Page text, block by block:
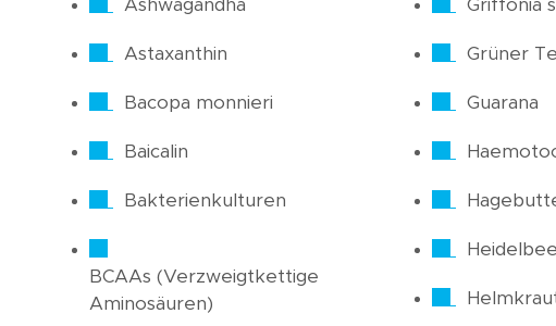
Ashwagandha
Astaxanthin
Bacopa monnieri
Baicalin
Bakterienkulturen
BCAAs (Verzweigtkettige
Aminosäuren)
Griffonia
Grüner
Guarana